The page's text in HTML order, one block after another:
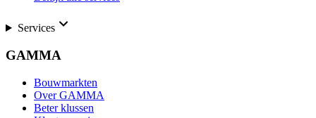
Services
GAMMA
Bouwmarkten
Over GAMMA
Beter klussen